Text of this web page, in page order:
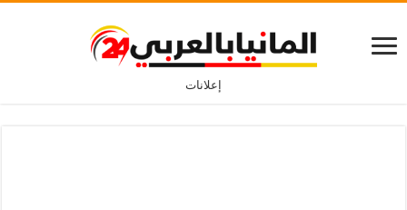
إعلانات